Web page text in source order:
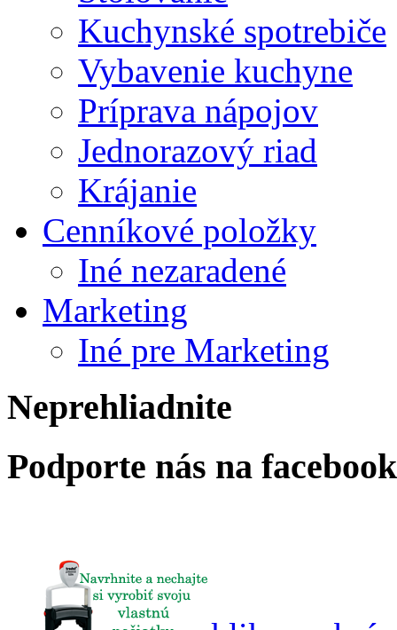
Kuchynské spotrebiče
Vybavenie kuchyne
Príprava nápojov
Jednorazový riad
Krájanie
Cenníkové položky
Iné nezaradené
Marketing
Iné pre Marketing
Neprehliadnite
Podporte nás na